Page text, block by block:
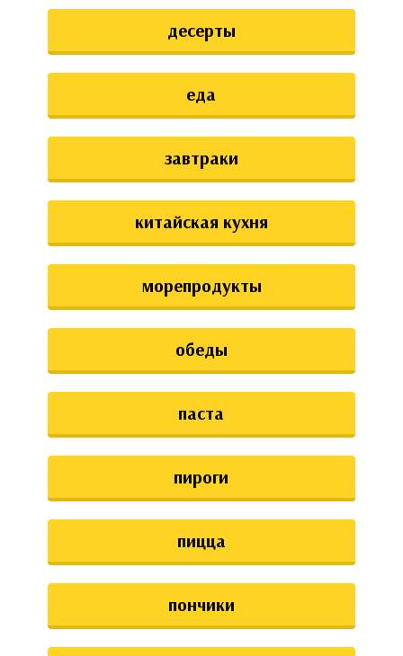
десерты
еда
завтраки
китайская кухня
морепродукты
обеды
паста
пироги
пицца
пончики